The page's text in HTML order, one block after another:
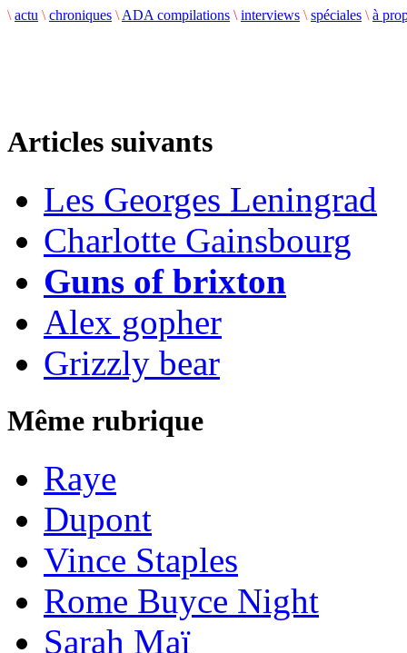
\ actu \ chroniques \ ADA compilations \ interviews \ spéciales \ à
Articles suivants
Les Georges Leningrad
Charlotte Gainsbourg
Guns of brixton
Alex gopher
Grizzly bear
Même rubrique
Raye
Dupont
Vince Staples
Rome Buyce Night
Sarah Maï